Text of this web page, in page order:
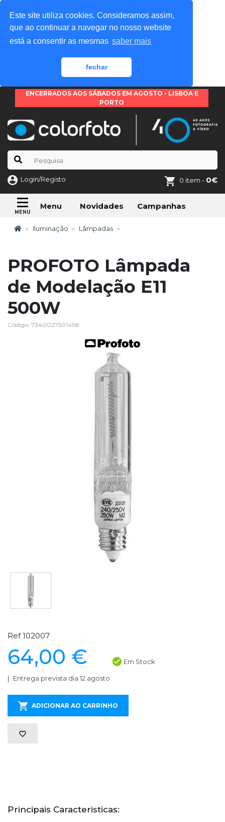
Este site utiliza cookies. Consideramos assim,
que ao continuar a navegar no nosso website
está a consentir as mesmas saber mais
fechar
ENCERRADOS AOS SÁBADOS EM AGOSTO - LISBOA E
PORTO
Login/Registo 0 item - 0€
Menu Novidades Campanhas
Iluminação Lâmpadas
PROFOTO Lâmpada
de Modelação E11
500W
Código: 7340027501498
Ref 102007
64,00 € Em Stock
Entrega prevista dia 12 agosto
ADICIONAR AO CARRINHO
Principais Caracteristicas: